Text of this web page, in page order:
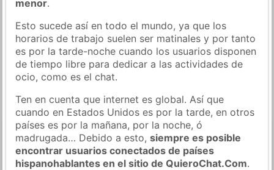
menor.
Esto sucede así en todo el mundo, ya que los
horarios de trabajo suelen ser matinales y por tanto
es por la tarde-noche cuando los usuarios disponen
de tiempo libre para dedicar a las actividades de
ocio, como es el chat.
Ten en cuenta que internet es global. Así que
cuando en Estados Unidos es por la tarde, en otros
países es por la mañana, por la noche, ó
madrugada… Debido a esto,siempre es posible
encontrar usuarios conectados de países
hispanohablantes en el sitio de QuieroChat.Com.